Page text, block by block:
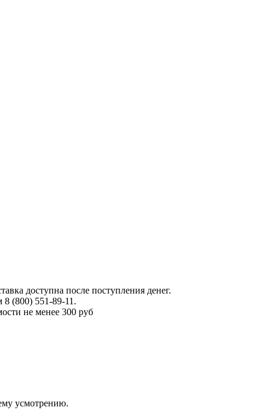
доступна после поступления денег.
(800) 551-89-11.
не менее 300 руб
усмотрению.